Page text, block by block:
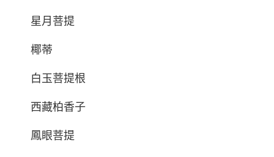
星月菩提
椰蒂
白玉菩提根
西藏柏香子
鳳眼菩提